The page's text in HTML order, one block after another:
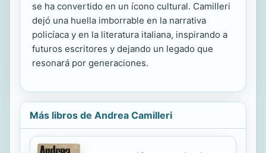
se ha convertido en un ícono cultural. Camilleri
dejó una huella imborrable en la narrativa
policíaca y en la literatura italiana, inspirando a
futuros escritores y dejando un legado que
resonará por generaciones.
Más libros de Andrea Camilleri